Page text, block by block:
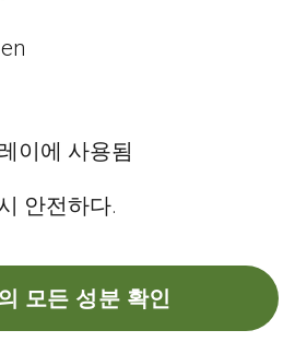
이에 사용됨
안전하다.
모든 성분 확인